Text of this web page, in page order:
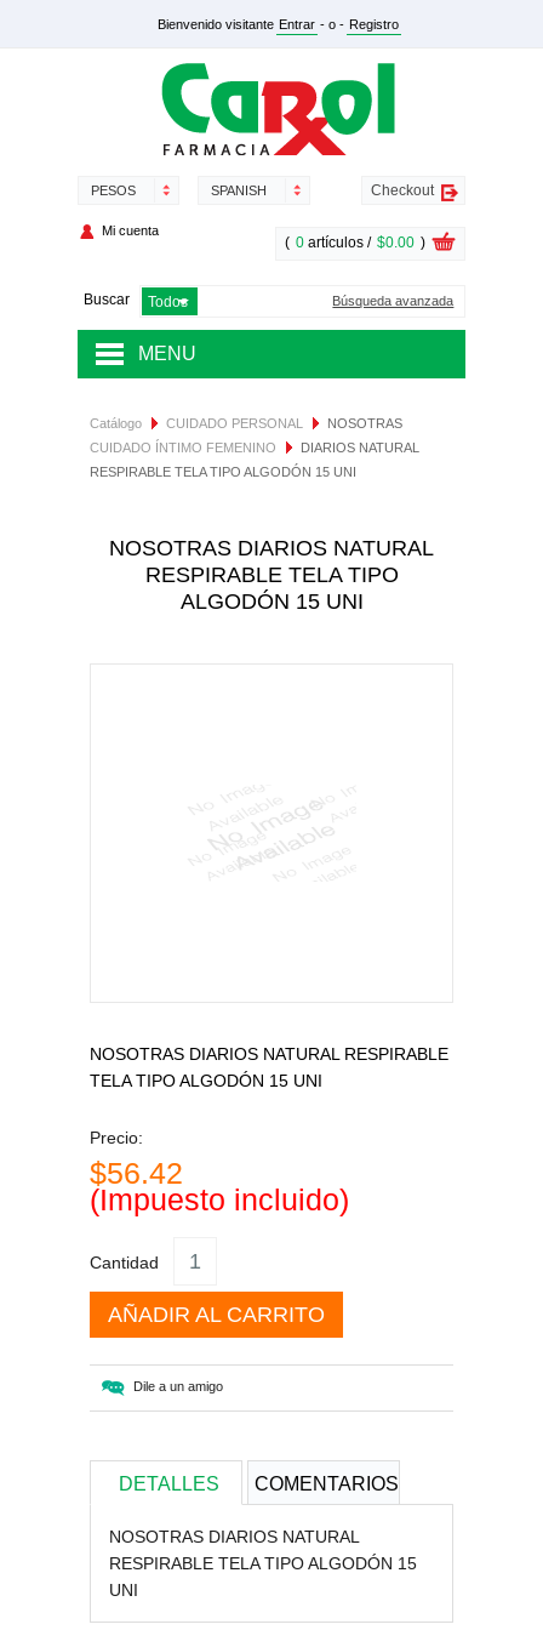
Bienvenido visitante Entrar - o - Registro
SPANISH
PESOS
Mi cuenta
Buscar Búsqueda avanzada
( 0 artículos / $0.00 )
Checkout
MENU
SALUD Y NUTRICIÓN
CUIDADO PERSONAL
CUIDADO DEL BEBÉ
Catálogo
CUIDADO PERSONAL
CUIDADO ÍNTIMO FEMENINO
NOSOTRAS
DIARIOS NATURAL
RESPIRABLE TELA TIPO ALGODÓN 15 UNI
NOSOTRAS DIARIOS NATURAL
RESPIRABLE TELA TIPO
ALGODÓN 15 UNI
NOSOTRAS DIARIOS NATURAL RESPIRABLE
TELA TIPO ALGODÓN 15 UNI
Precio:
$56.42
(Impuesto incluido)
Cantidad
AÑADIR AL CARRITO
Dile a un amigo
DETALLES COMENTARIOS
NOSOTRAS DIARIOS NATURAL
RESPIRABLE TELA TIPO ALGODÓN 15
UNI